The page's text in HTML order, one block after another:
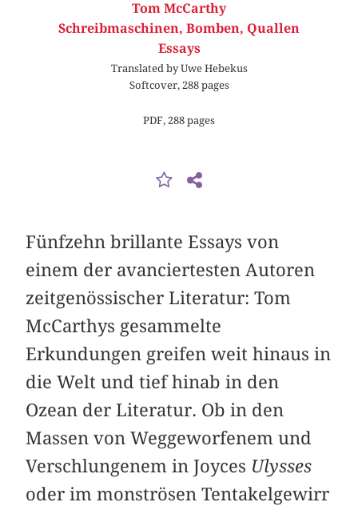
Tom McCarthy
Schreibmaschinen, Bomben, Quallen
Essays
Translated by Uwe Hebekus
Softcover, 288 pages
PDF, 288 pages
Fünfzehn brillante Essays von
einem der avanciertesten Autoren
zeitgenössischer ­Literatur: Tom
McCarthys gesammelte
Erkundungen greifen weit hinaus in
die Welt und tief hinab in den
Ozean der Literatur. Ob in den
Massen von Weggeworfenem und
Verschlungenem in Joyces Ulysses
oder im monströsen Tentakelgewirr